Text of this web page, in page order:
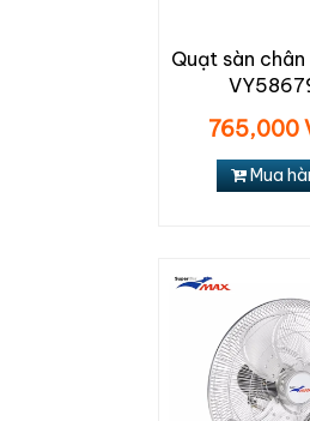
Quạt sàn
765,000
Mua